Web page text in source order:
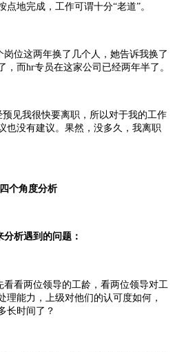
地完成，工作可谓十分“老道”。
岗位这两年换了几个人，她告诉我换了
，而hr专员在这家公司已经两年半了。
见我很快要离职，所以对于我的工作
也没有建议。 果然，没多久，我离职
个角度分析
析遇到的问题：
看两位领导的工龄，看两位领导对工
理能力，上级对他们的认可度如何，
长时间了？